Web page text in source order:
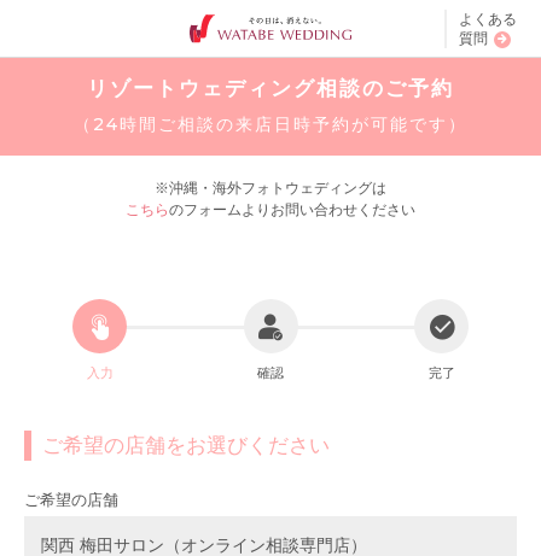
よくある
質問
リゾートウェディング相談のご予約
（24時間ご相談の来店日時予約が可能です）
※沖縄・海外フォトウェディングは
こちらのフォームよりお問い合わせください
入力 確認 完了
ご希望の店舗をお選びください
ご希望の店舗
関西 梅田サロン（オンライン相談専門店）